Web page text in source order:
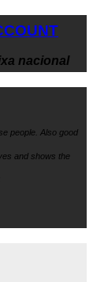
nacional
people. Also good
and shows the